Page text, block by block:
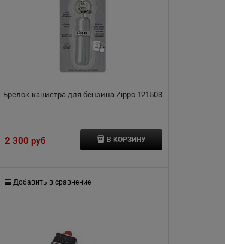
Брелок-канистра для бензина Zippo 121503
2 300 руб В КОРЗИНУ
Добавить в сравнение